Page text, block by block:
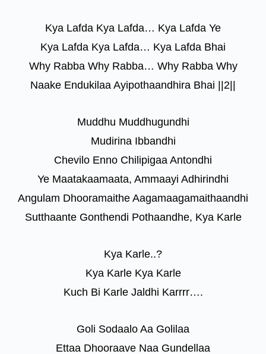
Kya Lafda Kya Lafda… Kya Lafda Ye
Kya Lafda Kya Lafda… Kya Lafda Bhai
Why Rabba Why Rabba… Why Rabba Why
Naake Endukilaa Ayipothaandhira Bhai ||2||
Muddhu Muddhugundhi
Mudirina Ibbandhi
Chevilo Enno Chilipigaa Antondhi
Ye Maatakaamaata, Ammaayi Adhirindhi
Angulam Dhooramaithe Aagamaagamaithaandhi
Sutthaante Gonthendi Pothaandhe, Kya Karle
Kya Karle..?
Kya Karle Kya Karle
Kuch Bi Karle Jaldhi Karrrr….
Goli Sodaalo Aa Golilaa
Ettaa Dhooraave Naa Gundellaa